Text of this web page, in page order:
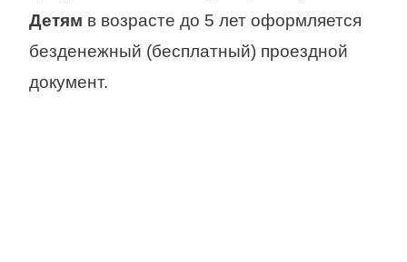
Детям в возрасте до 5 лет оформляется
безденежный (бесплатный) проездной
документ.